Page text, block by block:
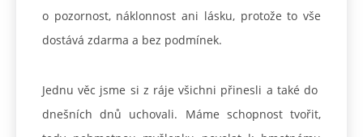
o pozornost, náklonnost ani lásku, protože to vše
dostává zdarma a bez podmínek.
Jednu věc jsme si z ráje všichni přinesli a také do
dnešních dnů uchovali. Máme schopnost tvořit,